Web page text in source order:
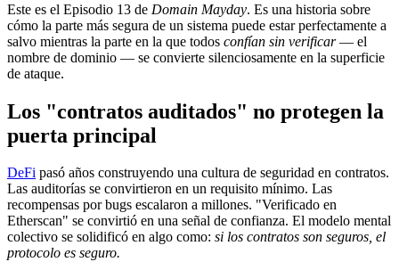
Este es el Episodio 13 de Domain Mayday. Es una historia sobre
cómo la parte más segura de un sistema puede estar perfectamente a
salvo mientras la parte en la que todos confían sin verificar— el
nombre de dominio — se convierte silenciosamente en la superficie
de ataque.
Los "contratos auditados" no protegen la
puerta principal
DeFi pasó años construyendo una cultura de seguridad en contratos.
Las auditorías se convirtieron en un requisito mínimo. Las
recompensas por bugs escalaron a millones. "Verificado en
Etherscan" se convirtió en una señal de confianza. El modelo mental
colectivo se solidificó en algo como: si los contratos son seguros, el
protocolo es seguro.